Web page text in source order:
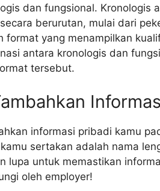
dan fungsional. Kronologis
berurutan, mulai dari
format yang menampilkan
antara kronologis dan
tersebut.
informasi pribadi kamu
sertakan adalah nama
lupa untuk memastikan
oleh employer!